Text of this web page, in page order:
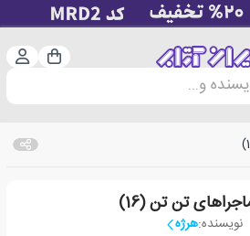
سبد
و...
تن تن (16)
نویسنده:هرژه